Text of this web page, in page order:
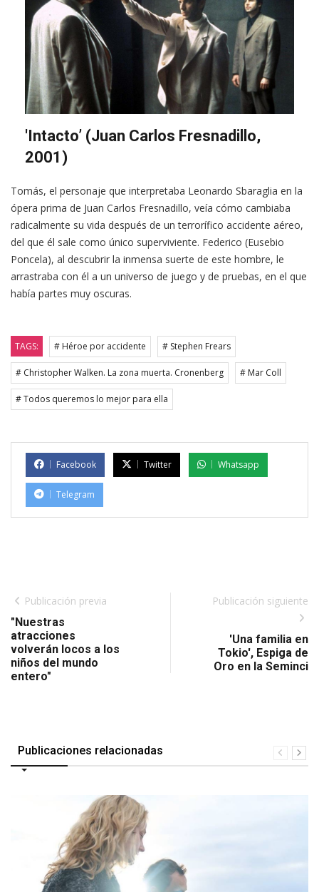
'Intacto’ (Juan Carlos Fresnadillo,
2001)
Tomás, el personaje que interpretaba Leonardo Sbaraglia en la
ópera prima de Juan Carlos Fresnadillo, veía cómo cambiaba
radicalmente su vida después de un terrorífico accidente aéreo,
del que él sale como único superviviente. Federico (Eusebio
Poncela), al descubrir la inmensa suerte de este hombre, le
arrastraba con él a un universo de juego y de pruebas, en el que
había partes muy oscuras.
TAGS: # Héroe por accidente # Stephen Frears
# Christopher Walken. La zona muerta. Cronenberg # Mar Coll
# Todos queremos lo mejor para ella
Facebook Twitter Whatsapp
Telegram
Publicación previa
"Nuestras
atracciones
volverán locos a los
niños del mundo
entero"
Publicación siguiente
'Una familia en
Tokio', Espiga de
Oro en la Seminci
Publicaciones relacionadas